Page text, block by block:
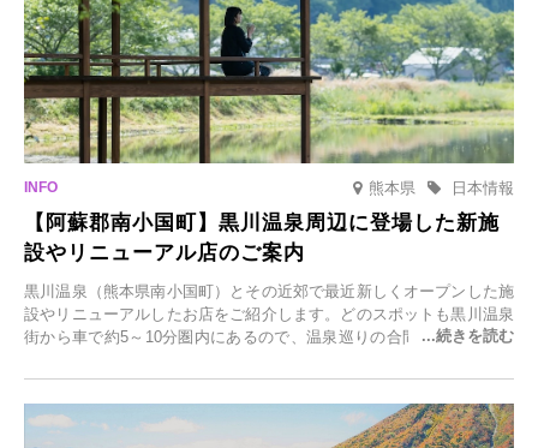
熊本県 日本情報
【阿蘇郡南小国町】黒川温泉周辺に登場した新施
設やリニューアル店のご案内
黒川温泉（熊本県南小国町）とその近郊で最近新しくオープンした施
設やリニューアルしたお店をご紹介します。どのスポットも黒川温泉
街から車で約5～10分圏内にあるので、温泉巡りの合間に気軽に立ち
元食材にこだわったレストランなど、多彩な魅力が満載です。黒川温
泉の新たな楽しみとしてチェックしてみてください。